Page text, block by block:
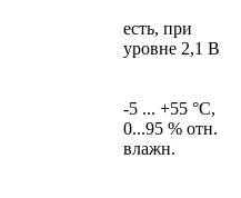
есть, при
уровне 2,1 В
-5 ... +55 °C,
0...95 % отн.
влажн.